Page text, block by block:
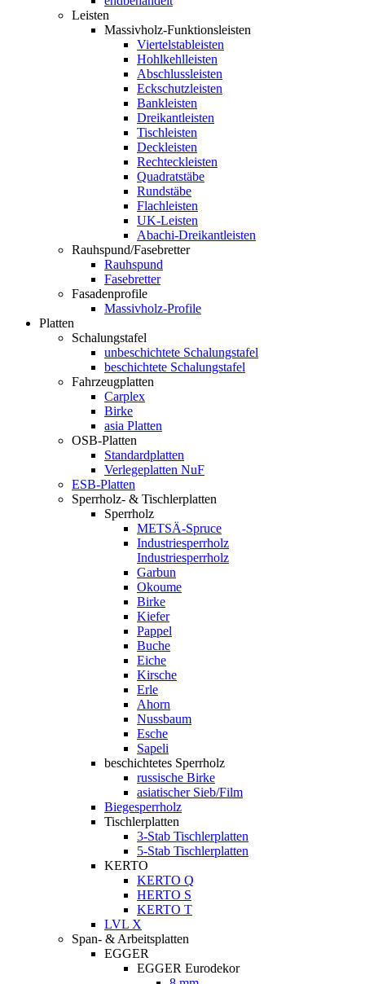
Leisten
Massivholz-Funktionsleisten
Viertelstableisten
Hohlkehlleisten
Abschlussleisten
Eckschutzleisten
Bankleisten
Dreikantleisten
Tischleisten
Deckleisten
Rechteckleisten
Quadratstäbe
Rundstäbe
Flachleisten
UK-Leisten
Abachi-Dreikantleisten
Rauhspund/Fasebretter
Rauhspund
Fasebretter
Fasadenprofile
Massivholz-Profile
Platten
Schalungstafel
unbeschichtete Schalungstafel
beschichtete Schalungstafel
Fahrzeugplatten
Carplex
Birke
asia Platten
OSB-Platten
Standardplatten
Verlegeplatten NuF
ESB-Platten
Sperrholz- & Tischlerplatten
Sperrholz
METSÄ-Spruce
Industriesperrholz
Industriesperrholz
Garbun
Okoume
Birke
Kiefer
Pappel
Buche
Eiche
Kirsche
Erle
Ahorn
Nussbaum
Esche
Sapeli
beschichtetes Sperrholz
russische Birke
asiatischer Sieb/Film
Biegesperrholz
Tischlerplatten
3-Stab Tischlerplatten
5-Stab Tischlerplatten
KERTO
KERTO Q
HERTO S
KERTO T
LVL X
Span- & Arbeitsplatten
EGGER
EGGER Eurodekor